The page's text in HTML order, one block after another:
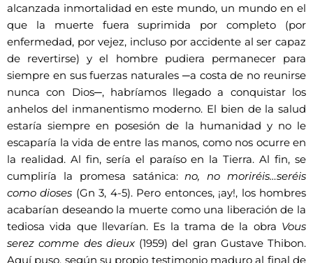
alcanzada inmortalidad en este mundo, un mundo en el
que la muerte fuera suprimida por completo (por
enfermedad, por vejez, incluso por accidente al ser capaz
de revertirse) y el hombre pudiera permanecer para
siempre en sus fuerzas naturales ─a costa de no reunirse
nunca con Dios─, habríamos llegado a conquistar los
anhelos del inmanentismo moderno. El bien de la salud
estaría siempre en posesión de la humanidad y no le
escaparía la vida de entre las manos, como nos ocurre en
la realidad. Al fin, sería el paraíso en la Tierra. Al fin, se
cumpliría la promesa satánica:no, no moriréis…seréis
como dioses (Gn 3, 4-5). Pero entonces, ¡ay!, los hombres
acabarían deseando la muerte como una liberación de la
tediosa vida que llevarían. Es la trama de la obra Vous
serez comme des dieux(1959) del gran Gustave Thibon.
Aquí puso, según su propio testimonio maduro al final de